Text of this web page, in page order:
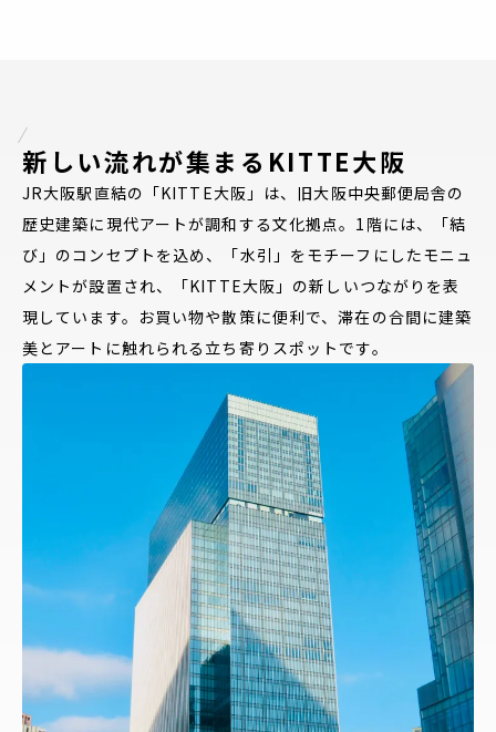
新しい流れが集まるKITTE大阪
JR大阪駅直結の「KITTE大阪」は、旧大阪中央郵便局舎の
歴史建築に現代アートが調和する文化拠点。1階には、「結
び」のコンセプトを込め、「水引」をモチーフにしたモニュ
メントが設置され、「KITTE大阪」の新しいつながりを表
現しています。お買い物や散策に便利で、滞在の合間に建築
美とアートに触れられる立ち寄りスポットです。